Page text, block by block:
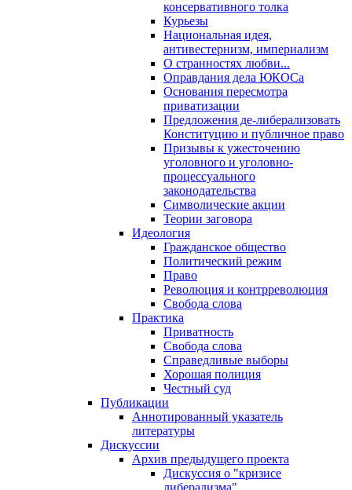
консервативного толка
Курьезы
Национальная идея,
антивестернизм, империализм
О странностях любви...
Оправдания дела ЮКОСа
Основания пересмотра
приватизации
Предложения де-либерализовать
Конституцию и публичное право
Призывы к ужесточению
уголовного и уголовно-
процессуального
законодательства
Символические акции
Теории заговора
Идеология
Гражданское общество
Политический режим
Право
Революция и контрреволюция
Свобода слова
Практика
Приватность
Свобода слова
Справедливые выборы
Хорошая полиция
Честный суд
Публикации
Аннотированный указатель
литературы
Дискуссии
Архив предыдущего проекта
Дискуссия о "кризисе
либерализма"